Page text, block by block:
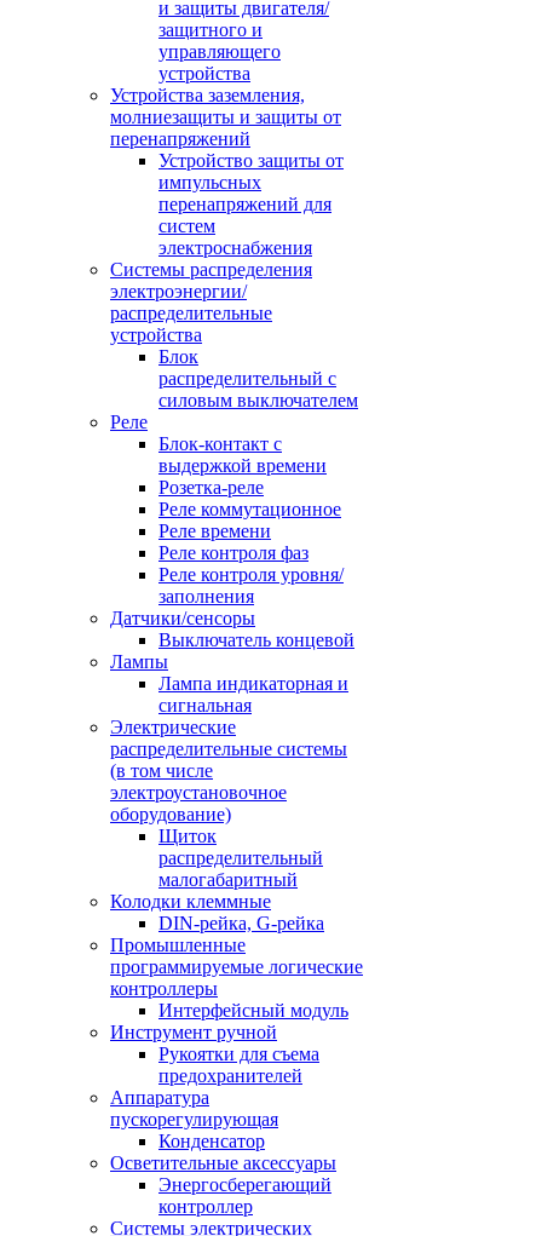
и защиты двигателя/
защитного и
управляющего
устройства
Устройства заземления,
молниезащиты и защиты от
перенапряжений
Устройство защиты от
импульсных
перенапряжений для
систем
электроснабжения
Системы распределения
электроэнергии/
распределительные
устройства
Блок
распределительный с
силовым выключателем
Реле
Блок-контакт с
выдержкой времени
Розетка-реле
Реле коммутационное
Реле времени
Реле контроля фаз
Реле контроля уровня/
заполнения
Датчики/сенсоры
Выключатель концевой
Лампы
Лампа индикаторная и
сигнальная
Электрические
распределительные системы
(в том числе
электроустановочное
оборудование)
Щиток
распределительный
малогабаритный
Колодки клеммные
DIN-рейка, G-рейка
Промышленные
программируемые логические
контроллеры
Интерфейсный модуль
Инструмент ручной
Рукоятки для съема
предохранителей
Аппаратура
пускорегулирующая
Конденсатор
Осветительные аксессуары
Энергосберегающий
контроллер
Системы электрических